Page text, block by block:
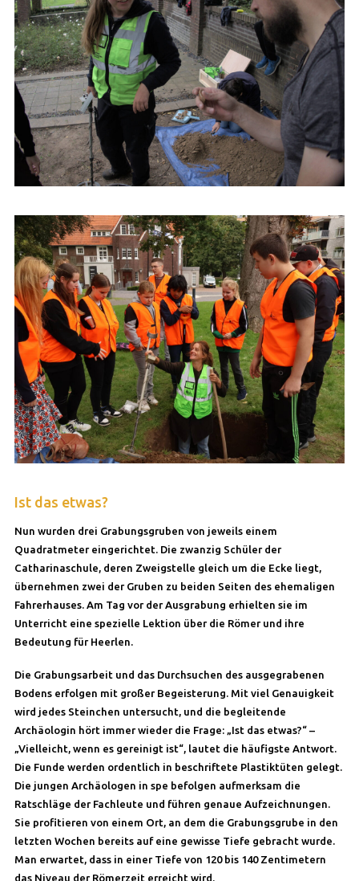
Ist das etwas?
Nun wurden drei Grabungsgruben von jeweils einem
Quadratmeter eingerichtet. Die zwanzig Schüler der
Catharinaschule, deren Zweigstelle gleich um die Ecke liegt,
übernehmen zwei der Gruben zu beiden Seiten des ehemaligen
Fahrerhauses. Am Tag vor der Ausgrabung erhielten sie im
Unterricht eine spezielle Lektion über die Römer und ihre
Bedeutung für Heerlen.
Die Grabungsarbeit und das Durchsuchen des ausgegrabenen
Bodens erfolgen mit großer Begeisterung. Mit viel Genauigkeit
wird jedes Steinchen untersucht, und die begleitende
Archäologin hört immer wieder die Frage: „Ist das etwas?“ –
„Vielleicht, wenn es gereinigt ist“, lautet die häufigste Antwort.
Die Funde werden ordentlich in beschriftete Plastiktüten gelegt.
Die jungen Archäologen in spe befolgen aufmerksam die
Ratschläge der Fachleute und führen genaue Aufzeichnungen.
Sie profitieren von einem Ort, an dem die Grabungsgrube in den
letzten Wochen bereits auf eine gewisse Tiefe gebracht wurde.
Man erwartet, dass in einer Tiefe von 120 bis 140 Zentimetern
das Niveau der Römerzeit erreicht wird.